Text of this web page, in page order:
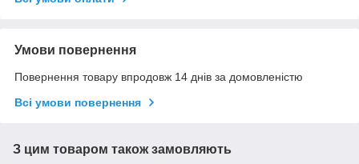
Умови повернення
Повернення товару впродовж 14 днів за домовленістю
Всі умови повернення
З цим товаром також замовляють